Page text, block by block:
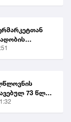
73 წლის